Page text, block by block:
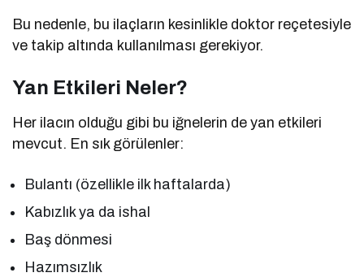
Bu nedenle, bu ilaçların kesinlikle doktor reçetesiyle
ve takip altında kullanılması gerekiyor.
Yan Etkileri Neler?
Her ilacın olduğu gibi bu iğnelerin de yan etkileri
mevcut. En sık görülenler:
Bulantı (özellikle ilk haftalarda)
Kabızlık ya da ishal
Baş dönmesi
Hazımsızlık